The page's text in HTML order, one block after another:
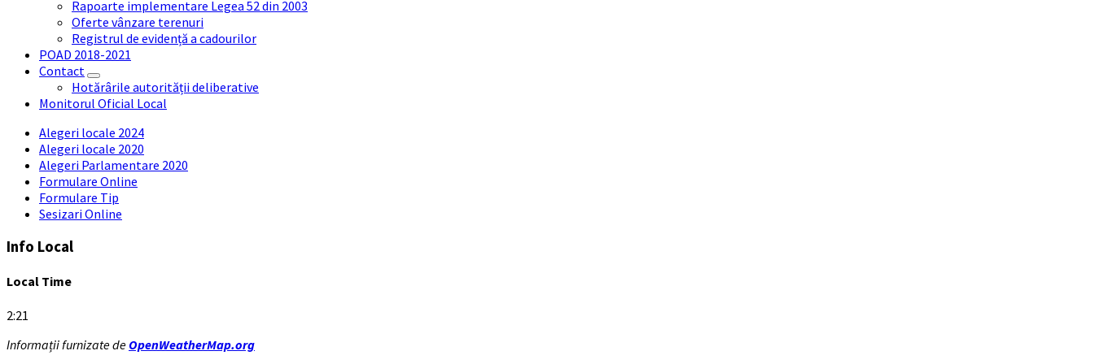
Rapoarte implementare Legea 52 din 2003
Oferte vânzare terenuri
Registrul de evidență a cadourilor
POAD 2018-2021
Contact
Hotărârile autorității deliberative
Monitorul Oficial Local
Alegeri locale 2024
Alegeri locale 2020
Alegeri Parlamentare 2020
Formulare Online
Formulare Tip
Sesizari Online
Info Local
Local Time
2:21
Informații furnizate de OpenWeatherMap.org